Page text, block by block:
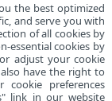
Toutes les
DansTâches,
the best optimized
and serve you with
of all cookies by
essential cookies by
adjust your cookie
have the right to
preferences
link in our website